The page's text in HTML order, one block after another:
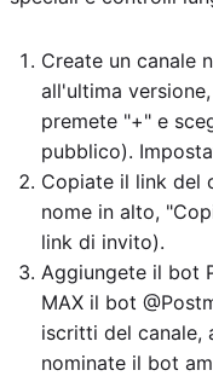
Create un canale
all'ultima
premete "+" e
pubblico).
Copiate il link del
nome in alto,
link di invito).
Aggiungete il bot
MAX il bot
iscritti del canale,
nominate il bot